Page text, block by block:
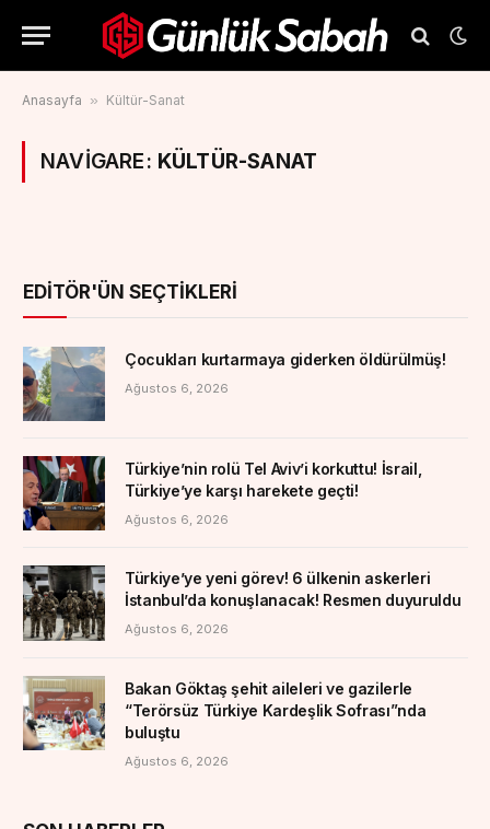
Anasayfa » Kültür-Sanat
NAVIGARE: KÜLTÜR-SANAT
EDITÖR'ÜN SEÇTIKLERI
Çocukları kurtarmaya giderken öldürülmüş!
Ağustos 6, 2026
Türkiye’nin rolü Tel Aviv’i korkuttu! İsrail,
Türkiye’ye karşı harekete geçti!
Ağustos 6, 2026
Türkiye’ye yeni görev! 6 ülkenin askerleri
İstanbul’da konuşlanacak! Resmen duyuruldu
Ağustos 6, 2026
Bakan Göktaş şehit aileleri ve gazilerle
“Terörsüz Türkiye Kardeşlik Sofrası”nda
buluştu
Ağustos 6, 2026